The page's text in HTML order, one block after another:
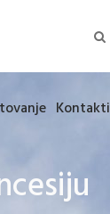
Kontakti